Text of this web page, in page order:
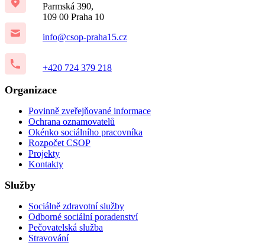
Parmská 390,
109 00 Praha 10
info@csop-praha15.cz
+420 724 379 218
Organizace
Povinně zveřejňované informace
Ochrana oznamovatelů
Okénko sociálního pracovníka
Rozpočet CSOP
Projekty
Kontakty
Služby
Sociálně zdravotní služby
Odborné sociální poradenství
Pečovatelská služba
Stravování